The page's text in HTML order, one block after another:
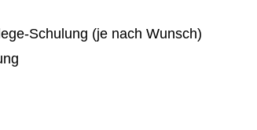
Schulung (je nach Wunsch)